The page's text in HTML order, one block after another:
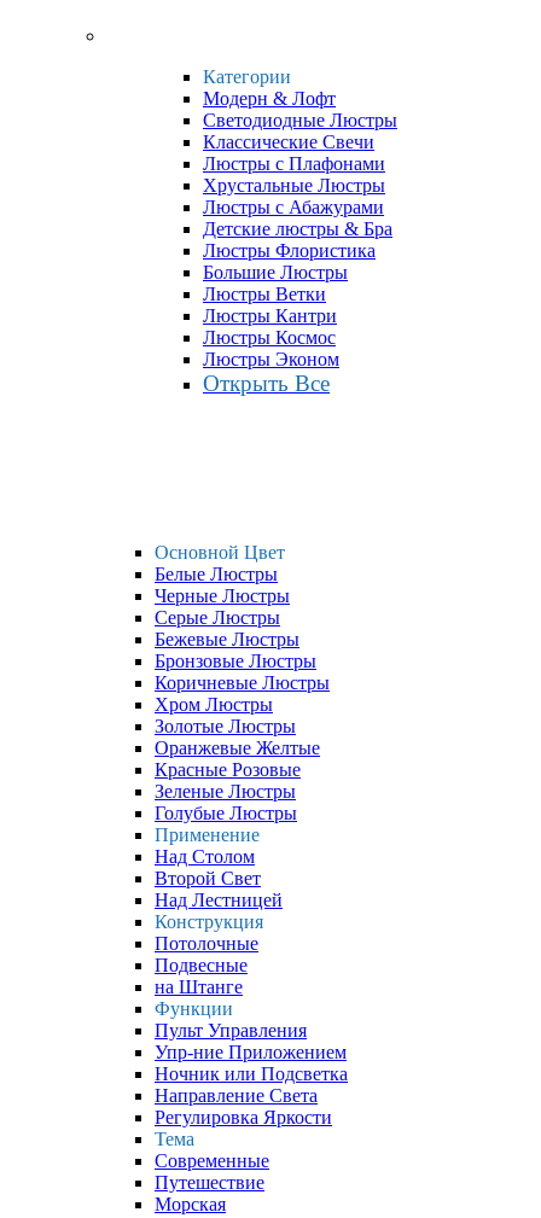
Категории
Модерн & Лофт
Светодиодные Люстры
Классические Свечи
Люстры с Плафонами
Хрустальные Люстры
Люстры с Абажурами
Детские люстры & Бра
Люстры Флористика
Большие Люстры
Люстры Ветки
Люстры Кантри
Люстры Космос
Люстры Эконом
Открыть Все
Основной Цвет
Белые Люстры
Черные Люстры
Серые Люстры
Бежевые Люстры
Бронзовые Люстры
Коричневые Люстры
Хром Люстры
Золотые Люстры
Оранжевые Желтые
Красные Розовые
Зеленые Люстры
Голубые Люстры
Применение
Над Столом
Второй Свет
Над Лестницей
Конструкция
Потолочные
Подвесные
на Штанге
Функции
Пульт Управления
Упр-ние Приложением
Ночник или Подсветка
Направление Света
Регулировка Яркости
Тема
Современные
Путешествие
Морская